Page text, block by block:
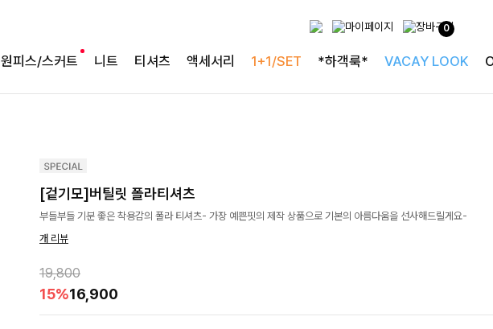
0
원피스/스커트 니트 티셔츠 액세서리 1+1/SET *하객룩* VACAY LOOK
[겉기모]버틸릿 폴라티셔츠
부들부들 기분 좋은 착용감의 폴라 티셔츠- 가장 예쁜핏의 제작 상품으로 기본의 아름다움을 선사해드릴게요-
개 리뷰
19,800
15%16,900